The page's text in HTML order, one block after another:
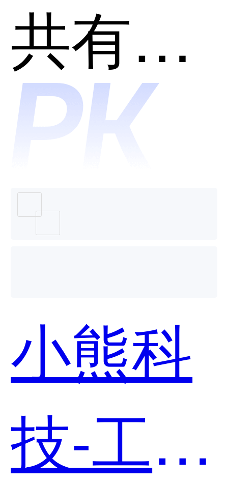
用？
管理和
探迹
CRM哪
个好
用？
共有分类：客户关系管理(CRM)
小熊科
技-工程